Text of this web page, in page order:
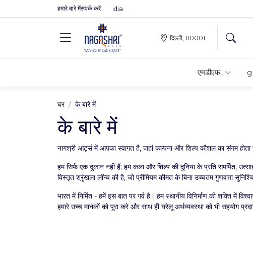
हमारे बारे मेंसंपर्क करें
Premium MDFs || Made In India
दिल्ली, 110001
एमडीएफ
घर के बारे में
के बारे में
नागश्री आर्ट्स में आपका स्वागत है, जहां कल्पना और शिल्प कौशल का संगम होता
हम सिर्फ एक दुकान नहीं हैं; हम कला और शिल्प की दुनिया के प्रति समर्पित,
विस्तृत श्रृंखला लॉन्च की है, जो प्रीमियम कीमत के बिना उच्चतम गुणवत्ता
भारत में निर्मित - हमें इस बात पर गर्व है। हम स्थानीय विनिर्माण की शक्ति में
हमारे उच्च मानकों को पूरा करे और साथ ही घरेलू अर्थव्यवस्था को भी सहयोग